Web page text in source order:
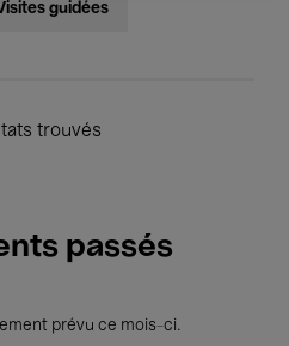
guidées
trouvés
passés
prévu ce mois-ci.